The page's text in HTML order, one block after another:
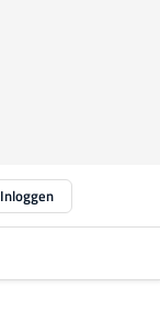
Inloggen